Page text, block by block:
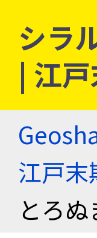
シラ
| 江
江戸末
とろ